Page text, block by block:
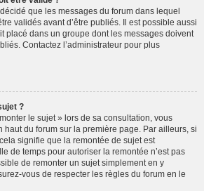
que les messages du forum dans lequel
validés avant d’être publiés. Il est possible aussi
placé dans un groupe dont les messages doivent
Contactez l’administrateur pour plus
?
le sujet » lors de sa consultation, vous
haut du forum sur la première page. Par ailleurs, si
signifie que la remontée de sujet est
de temps pour autoriser la remontée n’est pas
de remonter un sujet simplement en y
vous de respecter les règles du forum en le